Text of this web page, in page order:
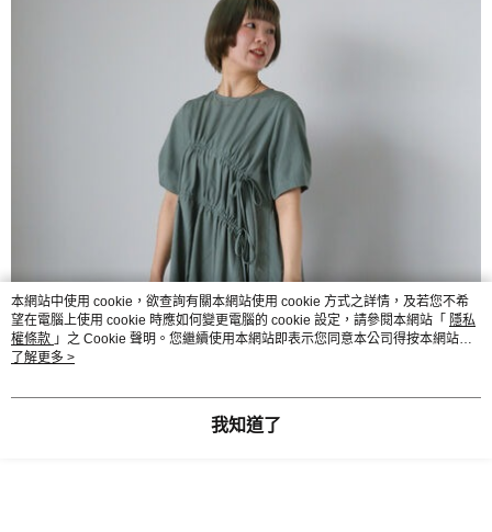
本網站中使用 cookie，欲查詢有關本網站使用 cookie 方式之詳情，及若您不希
望在電腦上使用 cookie 時應如何變更電腦的 cookie 設定，請參閱本網站「 隱私
權條款 」之 Cookie 聲明。您繼續使用本網站即表示您同意本公司得按本網站使
用條款之 Cookie 聲明使用 cookie。
了解更多 >
我知道了